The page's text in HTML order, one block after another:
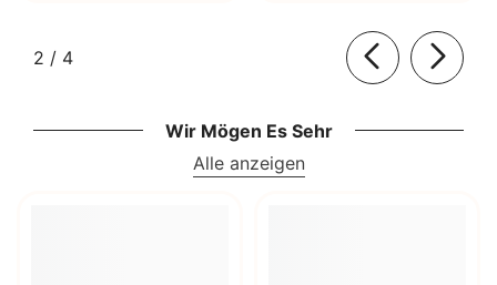
2 / von
4
Wir Mögen Es Sehr
Alle anzeigen